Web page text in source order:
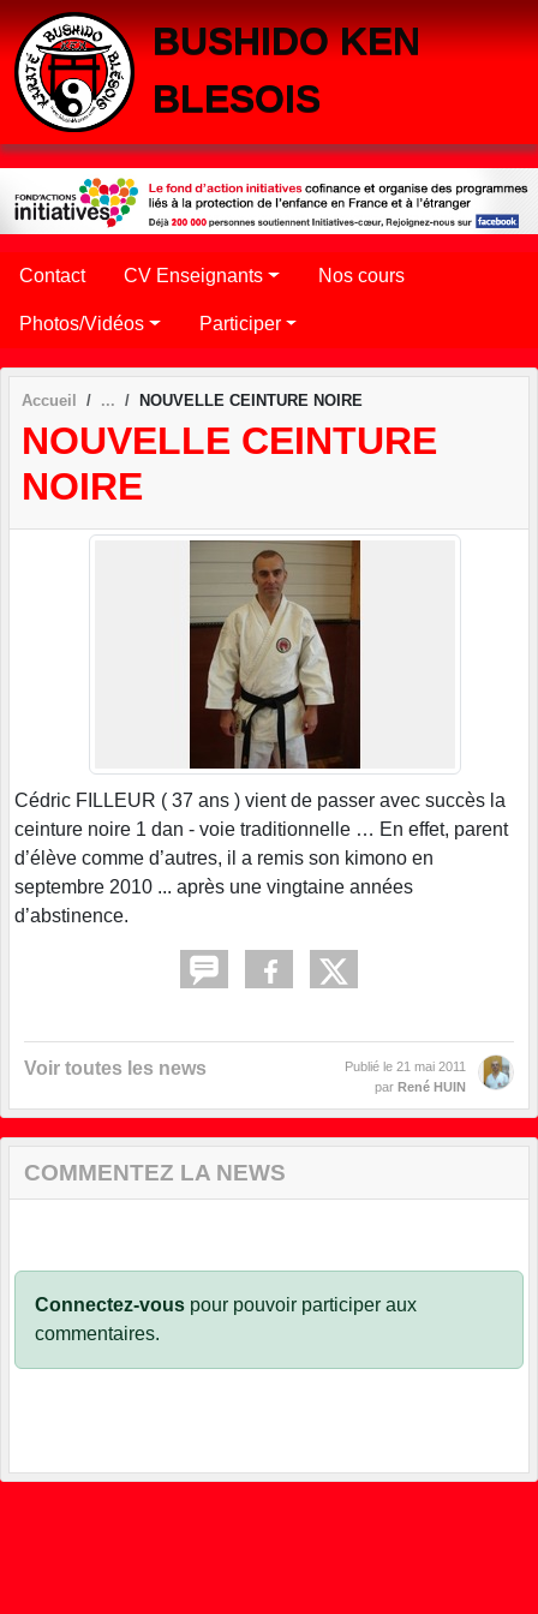
BUSHIDO KEN
BLESOIS
Contact CV Enseignants Nos cours
Photos/Vidéos Participer
Accueil NOUVELLE CEINTURE NOIRE
NOUVELLE CEINTURE
NOIRE
Cédric FILLEUR ( 37 ans ) vient de passer avec succès la
ceinture noire 1 dan - voie traditionnelle … En effet, parent
d’élève comme d’autres, il a remis son kimono en
septembre 2010 ... après une vingtaine années
d’abstinence.
Voir toutes les news Publié le 21 mai 2011
par René HUIN
COMMENTEZ LA NEWS
Connectez-vous pour pouvoir participer aux
commentaires.
Panneau de gestion des cookies